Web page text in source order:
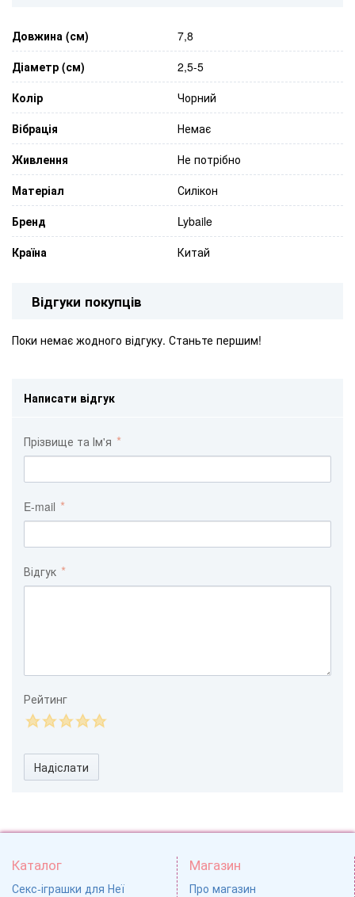
Довжина (см)
7,8
Діаметр (см)
2,5-5
Колір
Чорний
Вібрація
Немає
Живлення
Не потрібно
Матеріал
Силікон
Бренд
Lybaile
Країна
Китай
Відгуки покупців
Поки немає жодного відгуку. Станьте першим!
Написати відгук
Прізвище та Ім'я
E-mail
Відгук
Рейтинг
Надіслати
Каталог
Секс-іграшки для Неї
Магазин
Про магазин